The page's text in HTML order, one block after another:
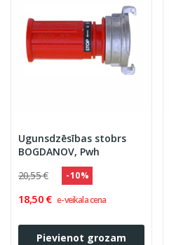
Ugunsdzēsības stobrs
BOGDANOV, Pwh
20,55 €
- 10 %
18,50 € e-veikala cena
Pievienot grozam